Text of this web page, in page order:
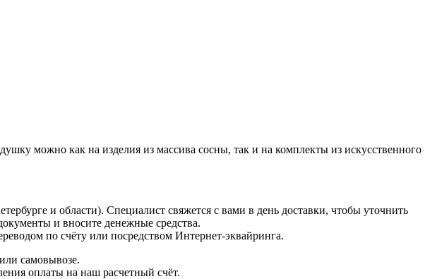
можно как на изделия из массива сосны, так и на комплекты из искусственного
и области). Специалист свяжется с вами в день доставки, чтобы уточнить
и вносите денежные средства.
по счёту или посредством Интернет-эквайринга.
самовывозе.
оплаты на наш расчетный счёт.